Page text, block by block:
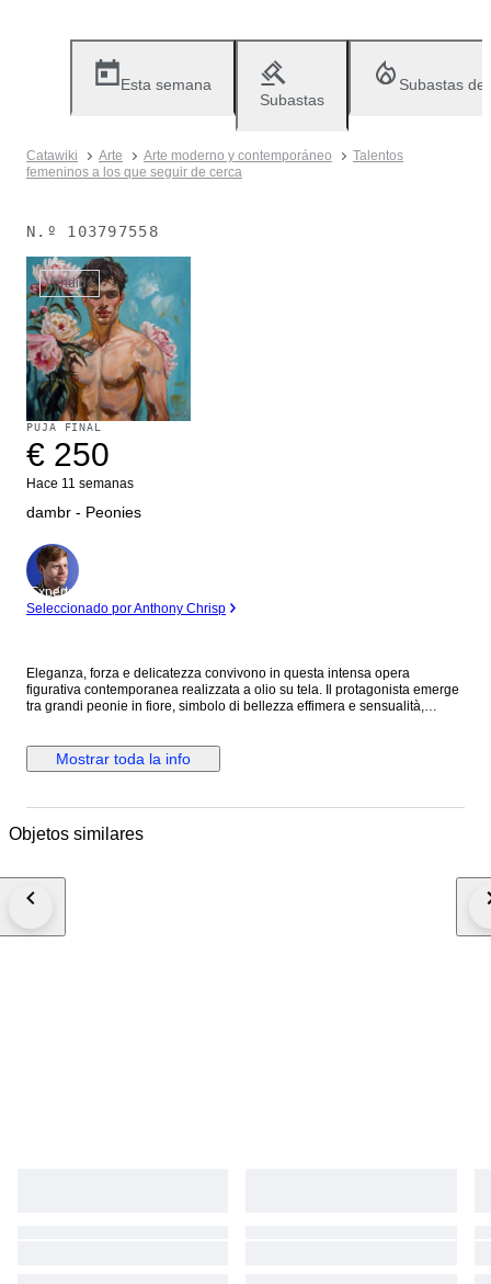
Esta semana
Subastas
Subastas
Catawiki Arte Arte moderno y contemporáneo
Talentos
femeninos a los que seguir de cerca
N.º 103797558
Vendido
PUJA FINAL
€ 250
Hace 11 semanas
dambr - Peonies
Experto
Seleccionado por Anthony Chrisp
Eleganza, forza e delicatezza convivono in questa intensa opera
figurativa contemporanea realizzata a olio su tela. Il protagonista emerge
tra grandi peonie in fiore, simbolo di bellezza effimera e sensualità,
realistici del volto con pennellate morbide e dinamiche, donando
movimento, profondità ed emozione all’intera composizione. L’equilibrio
perfetta sia per collezionisti di arte contemporanea sia come pezzo
impostazioni sullo schermo Le mie opere sono pezzi unici e originali
eccellenti Firmata dall’artista. Un dipinto dal carattere poetico e
personalità ed eleganza.
Mostrar toda la info
Objetos similares